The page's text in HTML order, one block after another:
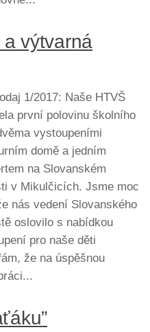
výtvarná
1/2017: Naše HTVŠ
první polovinu školního
vystoupeními
domě a jedním
na Slovanském
v Mikulčicích. Jsme moc
nás vedení Slovanského
oslovilo s nabídkou
pro naše děti
že na úspěšnou